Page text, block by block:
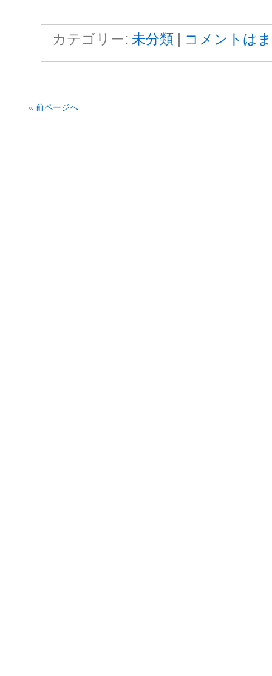
カテゴリー: 未分類 | コメントは
« 前ページへ